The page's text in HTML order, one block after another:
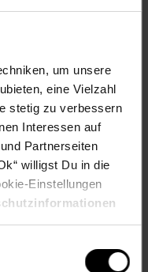
um unsere
eine Vielzahl
stetig zu verbessern
Interessen auf
Partnerseiten
willigst Du in die
Einstellungen
notwendig
und -
Bienenweide,